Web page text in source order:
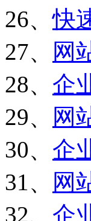
26、快
27、
网
28、 企
29、
网
30、 企
31、
网
32、 企